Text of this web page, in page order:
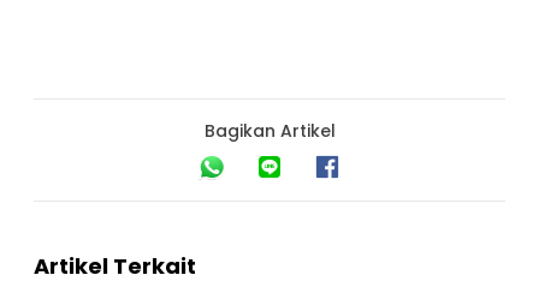
Bagikan Artikel
Artikel Terkait